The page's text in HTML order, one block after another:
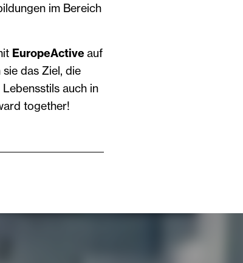
im Bereich
EuropeActiveauf
das Ziel, die
auch in
together!